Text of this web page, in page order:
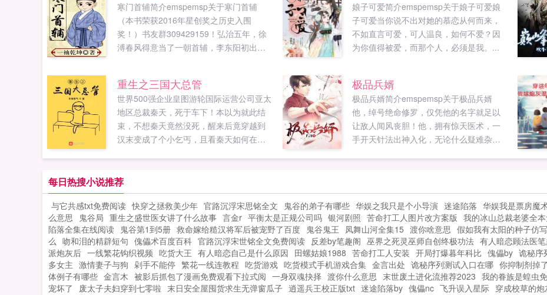
寒门首辅简介emspemsp关于寒门首辅
（本书荣获2016年星创奖之历史入围
奖！）书友群309429159！弘治五年，徐
溥春风得意当了一朝首辅，李东阳初出茅
奉旨参修宪宗实录，刘大夏一把火烧了郑
和海图。王阳明抱着书本埋头苦读准备着
即将到来的乡试，弘治皇帝与张皇后悠然
自得的闲逗着绕膝玩耍的萌娃正德。在这
个大师云集，名臣辈出的美好时代，春风
迷醉的余姚城里出身贫寒...
娘子可爱简介emspemsp关于娘子可爱娘
子可爱当你说不出对她的慕恋从何而来，
不如直言可爱，可人温良，如何不爱？因
为你值得被爱，而那个人，必须是我。...
重生之三国大总管
世界500强企业皇图游轮国际运营公司亚太
地区总裁秦天，死于车下！本以为就此结
束，不想秦天竟然没死，醒来后竟穿越到
汉末变成了个小乞丐，且看秦天如何在错
重生之三国大总管，别忘记分享给朋友...
极品兵婿
极品兵婿简介emspemsp关于极品兵婿
他，绰号绝命修罗，仅凭他的名字就足以
让敌人闻风丧胆！他，拥有惊天医术，一
手开天针法出神入化，无论什么疑难杂症
辱？林南活生生将上门女婿当成了大爷！...
每日热搜小说推荐
与它共感txt免费阅读 快穿之拯救美少年 官路沉浮宋思铭全文 鬼谷的弟子有哪些 华娱之我只是个小导演 迷途陷落 华娱我是票房魔
么意思
鬼谷局 重生之盛世医女讲了什么故事 言金r 平衡太是正规公司吗 银河剧照 苦命打工人图片改方案版 我的冰山总裁老婆全
陷落全集在线阅读 鬼谷第1到5册 救命嫁给糙汉将军后被宠野了百度 鬼谷鬼王 凤舞山河全集15 渡你啥意思 假如我有太阳的种子仿
么 吻和泪的精辟短句 傀儡术百度百科 官路沉浮宋世铭全文免费阅读 反差by笔趣阁 巫界之死灵巫师自创终极功法 有人暗恋顾法医
派炮灰后 一线繁花钩织视频 吃货大王 有人暗恋自己是什么原因 田螺姑娘1988 苦命打工人安装 开局打爆暮年科比 傀儡by 诡秘序
多女主 激情妻子与狗 剁手不能停 繁花一线连教程 吃货游戏 吃货模式手机游戏合集 金言出处 诡秘序列测试入口在哪 你抑制剂掉
体例子有哪些 金言木 被影后抓包了漫画免费观看下拉式阅 一身双魂抉择 渡你什么意思 末世废土进化流推荐2023 我的眷族是蝗虫
宠坏了
废太子夫妇穿到七零啦 末日安全屋囤货求生无弹窗瓜子 逍遥兵王校正版txt 迷途陷落by 傀儡nc 飞升误入星际 穿成校草的